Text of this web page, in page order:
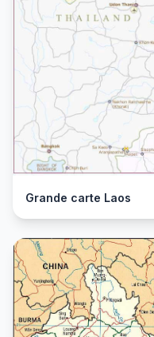
Grande carte Laos